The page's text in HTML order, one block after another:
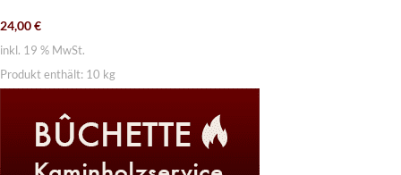
24,00€
inkl. 19 % MwSt.
Produkt enthält: 10 kg